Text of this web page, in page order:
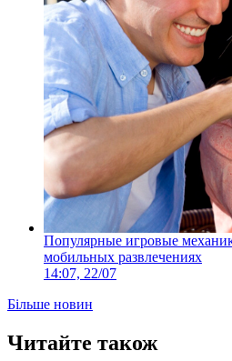
Популярные игровые
мобильных развлечениях
14:07, 22/07
Більше новин
Читайте також